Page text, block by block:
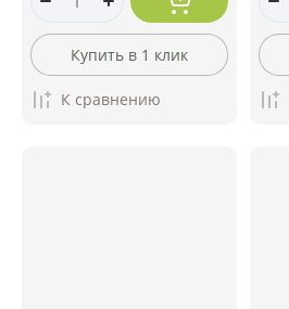
Купить в 1 клик
К сравнению